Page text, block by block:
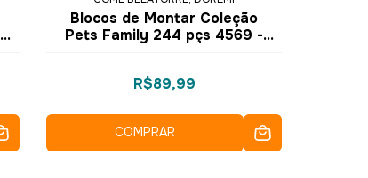
Blocos de Montar Coleção
Pets Family 244 pçs 4569 -
R$89,99
COMPRAR